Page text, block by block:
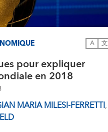
A 文
pour expliquer
en 2018
MARIA MILESI-FERRETTI,